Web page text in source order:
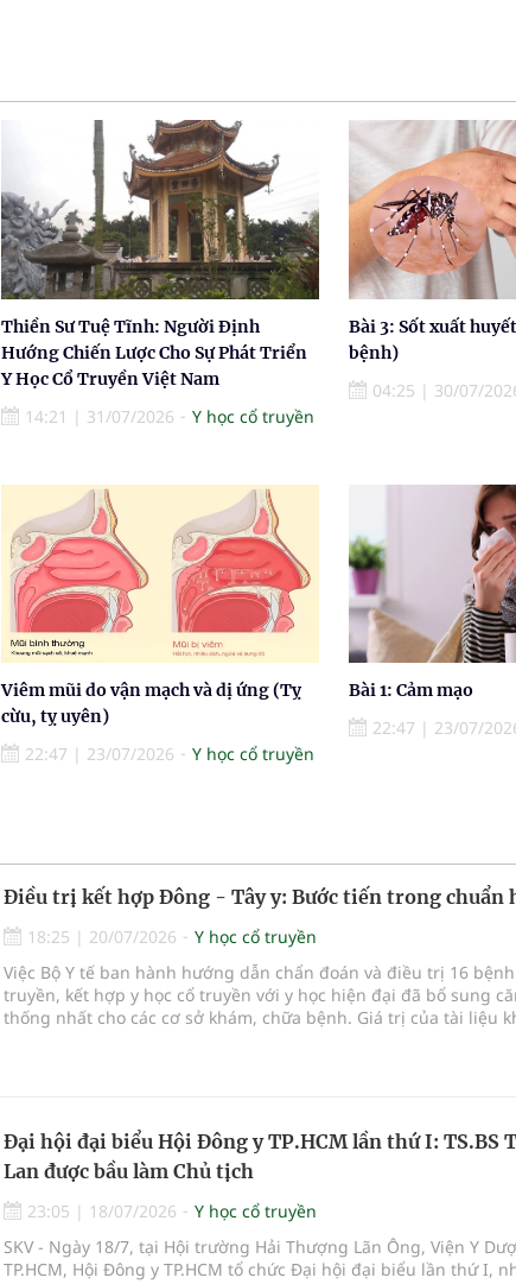
Thiền Sư Tuệ Tĩnh: Người Định
Hướng Chiến Lược Cho Sự Phát Triển
Y Học Cổ Truyền Việt Nam
14:21 | 31/07/2026 Y học cổ truyền
Bài 3: Sốt xuất
bệnh)
04:25 | 30/07/
Viêm mũi do vận mạch và dị ứng (Tỵ
cừu, tỵ uyên)
22:47 | 23/07/2026 Y học cổ truyền
Bài 1: Cảm mạo
22:47 | 23/07/
Điều trị kết hợp Đông - Tây y: Bước tiến trong chuẩn
18:25 | 20/07/2026
Y học cổ truyền
Việc Bộ Y tế ban hành hướng dẫn chẩn đoán và điều trị 16
truyền, kết hợp y học cổ truyền với y học hiện đại đã bổ sung
thống nhất cho các cơ sở khám, chữa bệnh. Giá trị của tài liệu
Đại hội đại biểu Hội Đông y TP.HCM lần thứ I: TS.BS
Lan được bầu làm Chủ tịch
23:05 | 18/07/2026
Y học cổ truyền
SKV - Ngày 18/7, tại Hội trường Hải Thượng Lãn Ông, Viện Y
TP.HCM, Hội Đông y TP.HCM tổ chức Đại hội đại biểu lần thứ I,